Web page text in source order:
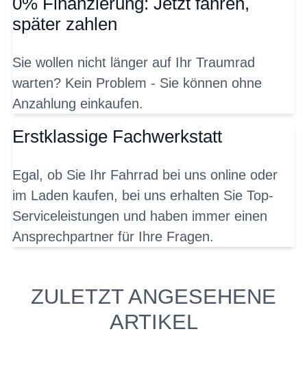
später zahlen
Sie wollen nicht länger auf Ihr Traumrad
warten? Kein Problem - Sie können ohne
Anzahlung einkaufen.
Erstklassige Fachwerkstatt
Egal, ob Sie Ihr Fahrrad bei uns online oder
im Laden kaufen, bei uns erhalten Sie Top-
Serviceleistungen und haben immer einen
Ansprechpartner für Ihre Fragen.
ZULETZT ANGESEHENE
ARTIKEL